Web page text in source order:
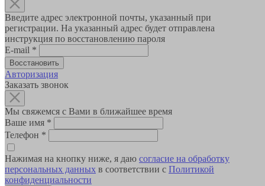
Введите адрес электронной почты, указанный при
регистрации. На указанный адрес будет отправлена
инструкция по восстановлению пароля
E-mail *
Авторизация
Заказать звонок
Мы свяжемся с Вами в ближайшее время
Ваше имя *
Телефон *
Нажимая на кнопку ниже, я даю согласие на обработку
персональных данных в соответствии с Политикой
конфиденциальности